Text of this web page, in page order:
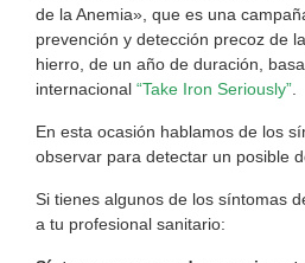
de la Anemia», que es una
prevención y detección precoz de
hierro, de un año de duración,
internacional “Take Iron Seriously”
En esta ocasión hablamos de los
observar para detectar un posible
Si tienes algunos de los síntomas
a tu profesional sanitario: